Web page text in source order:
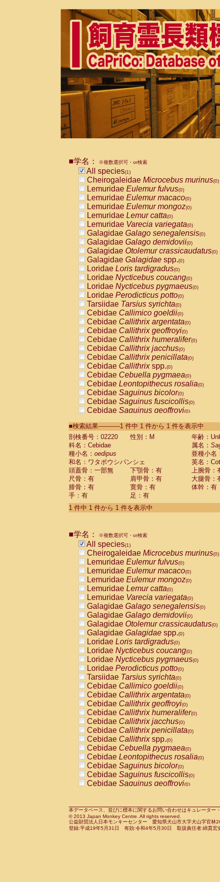
■学名： ※複数選択可・or検索
All species(1)
Cheirogaleidae Microcebus murinus(0)
Lemuridae Eulemur fulvus(0)
Lemuridae Eulemur macaco(0)
Lemuridae Eulemur mongoz(0)
Lemuridae Lemur catta(0)
Lemuridae Varecia variegata(0)
Galagidae Galago senegalensis(0)
Galagidae Galago demidovii(0)
Galagidae Otolemur crassicaudatus(0)
Galagidae Galagidae spp.(0)
Loridae Loris tardigradus(0)
Loridae Nycticebus coucang(0)
Loridae Nycticebus pygmaeus(0)
Loridae Perodicticus potto(0)
Tarsiidae Tarsius syrichta(0)
Cebidae Callimico goeldii(0)
Cebidae Callithrix argentata(0)
Cebidae Callithrix geoffroyi(0)
Cebidae Callithrix humeralifer(0)
Cebidae Callithrix jacchus(0)
Cebidae Callithrix penicillata(0)
Cebidae Callithrixspp.(0)
Cebidae Cebuella pygmaea(0)
Cebidae Leontopithecus rosalia(0)
Cebidae Saguinus bicolor(0)
Cebidae Saguinus fuscicollis(0)
Cebidae Saguinus geoffroyi(0)
CebidaeSaguinus labiatus(0)
Cebidae Saguinus leucopus (0)
Cebidae
Cebidae
CebidaeSaguinus nigricollis (0)
Cebidae Saguinus oedipus
Cebidae Saguinus weddelli
Cebidae Saguinusspp.
Cebidae Aotus trivirgatus
Cebidae Cebus albifrons
CebidaeCebus nigrivittatus
CebidaeCebus
CebidaeSaimiri boliviensis(0)
CebidaeSaimiri sciureus(0)
AtelidaeAlouatta caraya(0)
AtelidaeAlouatta fusca(0)
AtelidaeAlouatta seniculus
AtelidaeAlouattaspp.(0)
AtelidaeAteles belzebuth(0)
AtelidaeAteles geoffroyi(0)
AtelidaeAteles paniscus(0)
AtelidaeAtelesspp.(0)
Atelidae Lagothrix lagothricha
AtelidaeLagothrix lagothricha cana
PitheciidaeCacajao calvus
PitheciidaeCallicebus cupreus
PitheciidaeCallicebus donacophilus
PitheciidaeCallicebus moloch
PitheciidaeCallicebus torquatus
PitheciidaeCallicebusspp.(0)
PitheciidaeChiropotes satanas(0)
PitheciidaePithecia monachus
PitheciidaePithecia pithecia(0)
CercopithecidaeCercocebus agilis
CercopithecidaeCercocebus
CercopithecidaeCercocebus
CercopithecidaeCercocebus
CercopithecidaeCercocebus
CercopithecidaeCercocebushybrid
CercopithecidaePapio anubis(0)
CercopithecidaePapio cynocephalus
CercopithecidaePapio hamadryas(0)
■検索結果-----------1 件中 1 件から 1 件を表示中
剖検番号：02220
性別：M
年齢：
科名：Cebidae
属名：
種小名： oedipus
亜種小名
和名：ワタボウシパンシェ
英名：
頭蓋骨：一部無
下顎骨：有
上腕骨：
尺骨：有
肩甲骨：有
大腿骨：
腓骨：有
寛骨：有
体幹：有
手：有
足：有
1 件中 1 件から 1 件を表示中
■学名： ※複数選択可・or検索
All species(1)
Cheirogaleidae Microcebus murinus(0)
Lemuridae Eulemur fulvus(0)
Lemuridae Eulemur macaco(0)
Lemuridae Eulemur mongoz(0)
Lemuridae Lemur catta(0)
Lemuridae Varecia variegata(0)
Galagidae Galago senegalensis(0)
Galagidae Galago demidovii(0)
Galagidae Otolemur crassicaudatus(0)
Galagidae Galagidae spp.(0)
Loridae Loris tardigradus(0)
Loridae Nycticebus coucang(0)
Loridae Nycticebus pygmaeus(0)
Loridae Perodicticus potto(0)
Tarsiidae Tarsius syrichta(0)
Cebidae Callimico goeldii(0)
Cebidae Callithrix argentata(0)
Cebidae Callithrix geoffroyi(0)
Cebidae Callithrix humeralifer(0)
Cebidae Callithrix jacchus(0)
Cebidae Callithrix penicillata(0)
Cebidae Callithrixspp.(0)
Cebidae Cebuella pygmaea(0)
Cebidae Leontopithecus rosalia(0)
Cebidae Saguinus bicolor(0)
Cebidae Saguinus fuscicollis(0)
Cebidae Saguinus geoffroyi(0)
CebidaeSaguinus leucopus(0)
CebidaeSaguinus midas(0)
Cebidae Saguinus mystax(0)
本データベース、並びに標本に関するお問い合わせはキュレータ
© 2013 Japan Monkey Centre. All rights reserved.
公益財団法人日本モンキーセンター 愛知県犬山市大字犬山字官
登録:平成19年5月31日 有効:令和4年5月30日 取扱責任者:綿貫宏